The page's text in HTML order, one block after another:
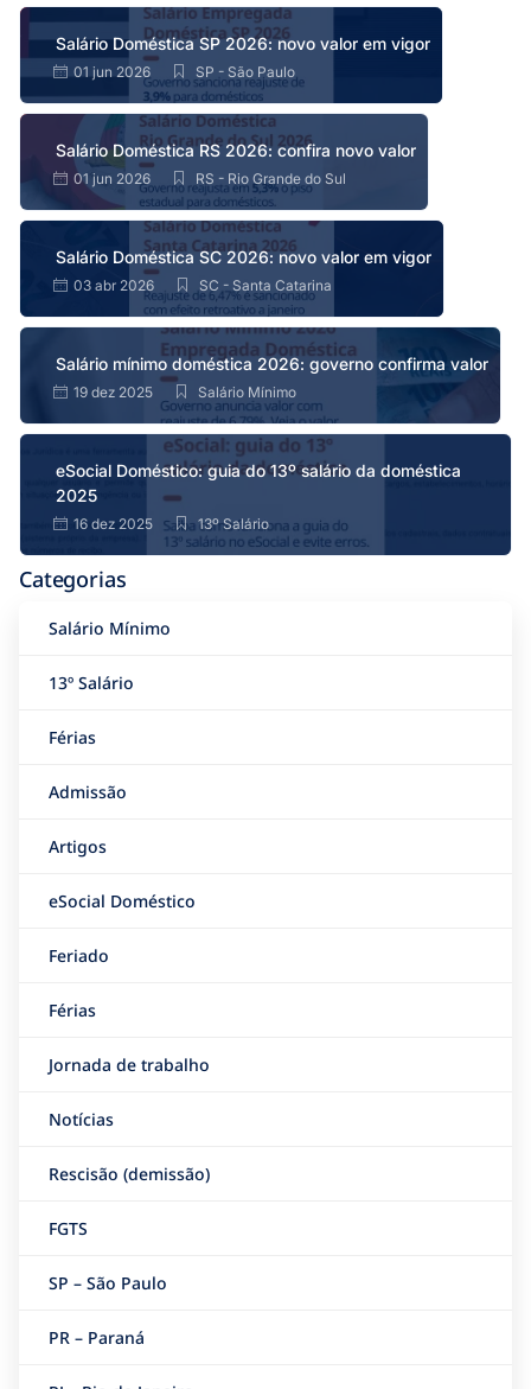
Salário Doméstica SP 2026: novo valor em vigor
01 jun 2026 SP - São Paulo
Salário Doméstica RS 2026: confira novo valor
01 jun 2026 RS - Rio Grande do Sul
Salário Doméstica SC 2026: novo valor em vigor
03 abr 2026 SC - Santa Catarina
Salário mínimo doméstica 2026: governo confirma valor
19 dez 2025 Salário Mínimo
eSocial Doméstico: guia do 13º salário da doméstica
2025
16 dez 2025 13º Salário
Categorias
Salário Mínimo
13º Salário
Férias
Admissão
Artigos
eSocial Doméstico
Feriado
Férias
Jornada de trabalho
Notícias
Rescisão (demissão)
FGTS
SP – São Paulo
PR – Paraná